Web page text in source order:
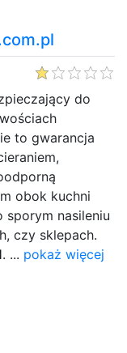
do
to gwarancja
obok kuchni
sporym nasileniu
czy sklepach.
... pokaż więcej